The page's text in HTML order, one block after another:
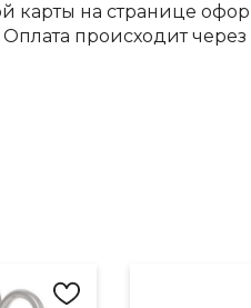
карты на странице
происходит